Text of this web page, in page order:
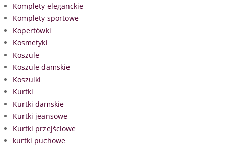
Komplety eleganckie
Komplety sportowe
Kopertówki
Kosmetyki
Koszule
Koszule damskie
Koszulki
Kurtki
Kurtki damskie
Kurtki jeansowe
Kurtki przejściowe
kurtki puchowe